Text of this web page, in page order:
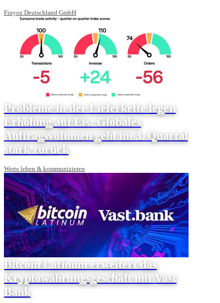
Finyoz Deutschland GmbH
Probleme in der Lieferkette legen
Erholung auf Eis: Globales
Auftragsvolumen geht im 3. Quartal
stark zurück
Werte leben & kommunizieren
Bitcoin Latinum erweitert das
Kryptowährungsgeschäft mit Vast
Bank